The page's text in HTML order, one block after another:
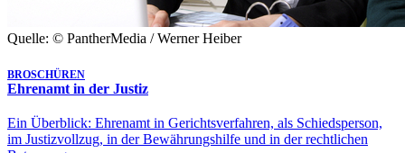
Quelle: © PantherMedia / Werner Heiber
BROSCHÜREN
Ehrenamt in der Justiz
Ein Überblick: Ehrenamt in Gerichtsverfahren, als Schiedsperson,
im Justizvollzug, in der Bewährungshilfe und in der rechtlichen